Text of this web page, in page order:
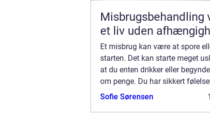
Misbrugsbehandling vejen til
et liv uden
Et misbrug kan være at spore
starten. Det kan starte meget
at du enten drikker eller
om penge. Du har sikkert
kan stoppe lige præcis, når du
Sofie Sørensen